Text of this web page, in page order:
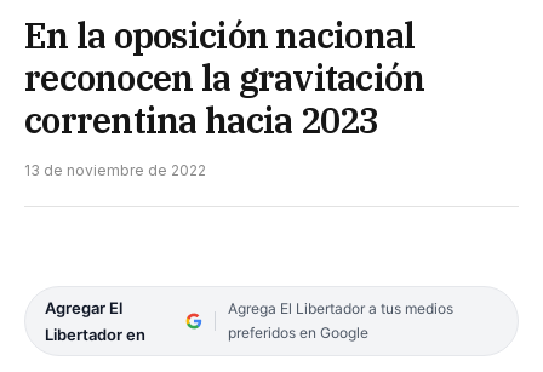
En la oposición nacional
reconocen la gravitación
correntina hacia 2023
13 de noviembre de 2022
Agregar El
Libertador en
Agrega El Libertador a tus medios
preferidos en Google